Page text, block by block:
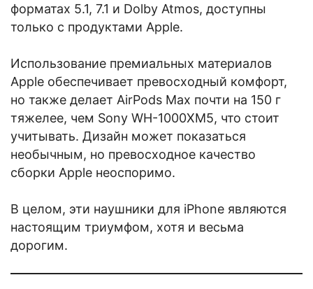
форматах 5.1, 7.1 и Dolby Atmos, доступны
только с продуктами Apple.
Использование премиальных материалов
Apple обеспечивает превосходный комфорт,
но также делает AirPods Max почти на 150 г
тяжелее, чем Sony WH-1000XM5, что стоит
учитывать. Дизайн может показаться
необычным, но превосходное качество
сборки Apple неоспоримо.
В целом, эти наушники для iPhone являются
настоящим триумфом, хотя и весьма
дорогим.